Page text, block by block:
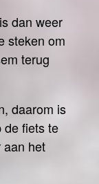
dan weer
steken om
terug
daarom is
de fiets te
aan het